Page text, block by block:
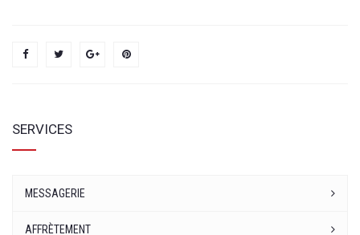
SERVICES
MESSAGERIE
AFFRÈTEMENT